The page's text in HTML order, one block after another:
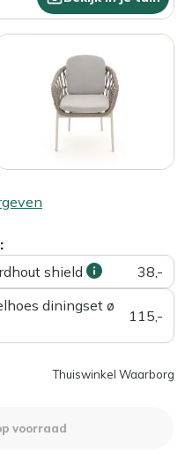
shield
38,-
diningset ø
115,-
Thuiswinkel Waarborg
voorraad